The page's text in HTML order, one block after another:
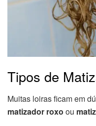
Tipos de
Muitas loiras ficam em
matizador roxo ou